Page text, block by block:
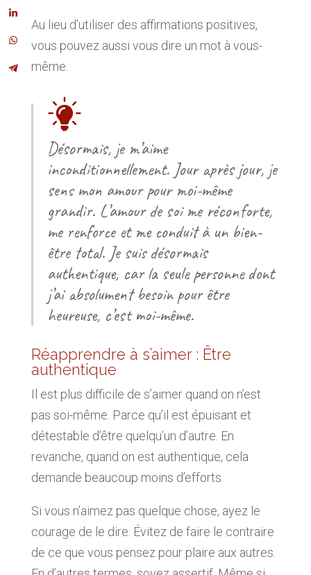
Au lieu d’utiliser des affirmations positives,
vous pouvez aussi vous dire un mot à vous-
même.
Désormais, je m’aime
inconditionnellement. Jour après jour, je
sens mon amour pour moi-même
grandir. L’amour de soi me réconforte,
me renforce et me conduit à un bien-
être total. Je suis désormais
authentique, car la seule personne dont
j’ai absolument besoin pour être
heureuse, c’est moi-même.
Réapprendre à s’aimer : Être
authentique
Il est plus difficile de s’aimer quand on n’est
pas soi-même. Parce qu’il est épuisant et
détestable d’être quelqu’un d’autre. En
revanche, quand on est authentique, cela
demande beaucoup moins d’efforts.
Si vous n’aimez pas quelque chose, ayez le
courage de le dire. Évitez de faire le contraire
de ce que vous pensez pour plaire aux autres.